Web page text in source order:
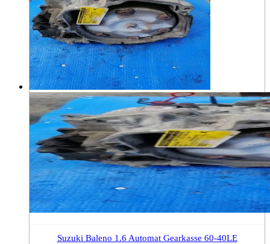
Suzuki Baleno 1.6 Automat Gearkasse 60-40LE